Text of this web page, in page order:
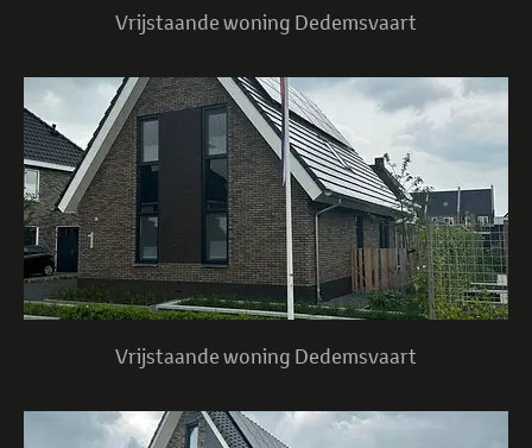
Vrijstaande woning Dedemsvaart
Vrijstaande woning Dedemsvaart